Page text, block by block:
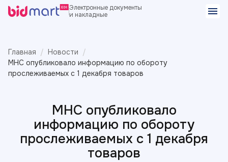
Электронные документы
и накладные
Главная
Новости
МНС опубликовало информацию по обороту
прослеживаемых с 1 декабря товаров
МНС опубликовало
информацию по обороту
прослеживаемых с 1 декабря
товаров